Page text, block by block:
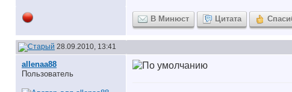
В Минюст Цитата
28.09.2010, 13:41
allenaa88
Пользователь